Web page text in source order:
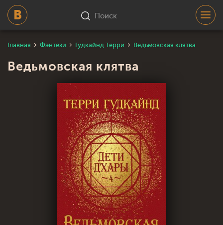
Поиск
Главная Фэнтези Гудкайнд Терри Ведьмовская клятва
Ведьмовская клятва